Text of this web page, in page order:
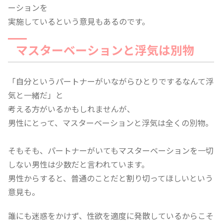
ーションを
実施しているという意見もあるのです。
マスターベーションと浮気は別物
「自分というパートナーがいながらひとりでするなんて浮
気と一緒だ」と
考える方がいるかもしれませんが、
男性にとって、マスターベーションと浮気は全くの別物。
そもそも、パートナーがいてもマスターベーションを一切
しない男性は少数だと言われています。
男性からすると、普通のことだと割り切ってほしいという
意見も。
誰にも迷惑をかけず、性欲を適度に発散しているからこそ